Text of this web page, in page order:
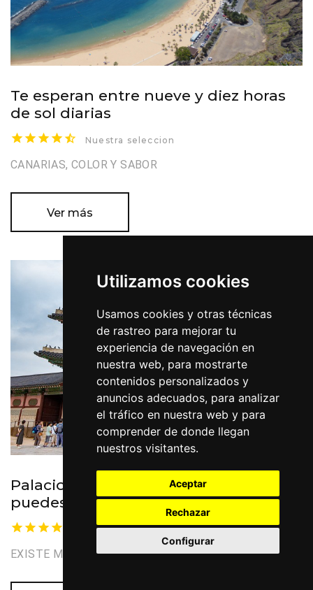
Utilizamos cookies
Usamos cookies y otras técnicas
de rastreo para mejorar tu
experiencia de navegación en
nuestra web, para mostrarte
contenidos personalizados y
anuncios adecuados, para analizar
el tráfico en nuestra web y para
comprender de donde llegan
nuestros visitantes.
Aceptar
Rechazar
Configurar
Te esperan entre nueve y diez horas
de sol diarias
Nuestra seleccion
CANARIAS, COLOR Y SABOR
Ver más
Palacio Gyeongbokgung, no te lo
puedes perder
Nuestra seleccion
EXISTE MUCHO QUÉ VER Y HACER EN SEÚL